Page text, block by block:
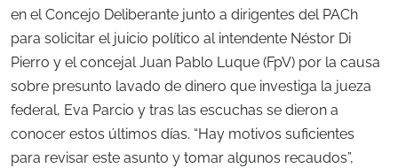
en el Concejo Deliberante junto a dirigentes del PACh
para solicitar el juicio político al intendente Néstor Di
Pierro y el concejal Juan Pablo Luque (FpV) por la causa
sobre presunto lavado de dinero que investiga la jueza
federal, Eva Parcio y tras las escuchas se dieron a
conocer estos últimos días. “Hay motivos suficientes
para revisar este asunto y tomar algunos recaudos”,